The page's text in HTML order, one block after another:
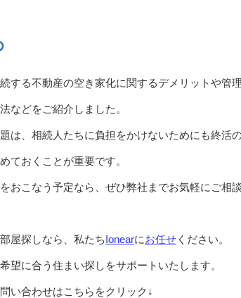
する不動産の空き家化に関するデメリットや管
などをご紹介しました。
は、相続人たちに負担をかけないためにも終活
ておくことが重要です。
おこなう予定なら、ぜひ弊社までお気軽にご相談
屋探しなら、私たちIonearにお任せ ください。
望に合う住まい探しをサポートいたします。
い合わせはこちらをクリック↓